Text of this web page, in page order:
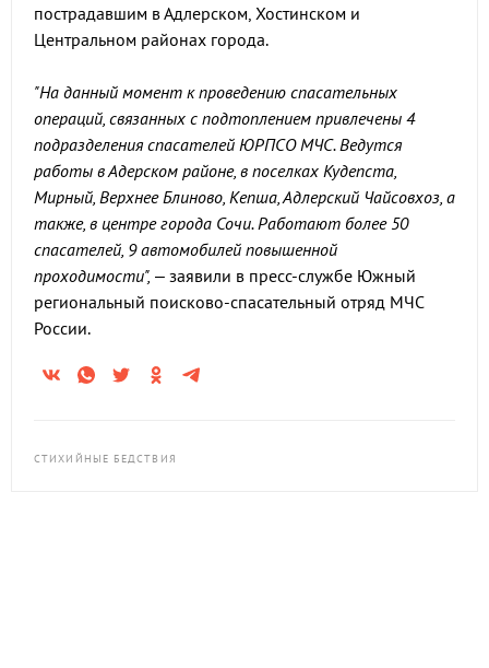
пострадавшим в Адлерском, Хостинском и
Центральном районах города.
"На данный момент к проведению спасательных
операций, связанных с подтоплением привлечены 4
подразделения спасателей ЮРПСО МЧС. Ведутся
работы в Адерском районе, в поселках Кудепста,
Мирный, Верхнее Блиново, Кепша, Адлерский Чайсовхоз, а
также, в центре города Сочи. Работают более 50
спасателей, 9 автомобилей повышенной
проходимости", – заявили в пресс-службе Южный
региональный поисково-спасательный отряд МЧС
России.
СТИХИЙНЫЕ БЕДСТВИЯ